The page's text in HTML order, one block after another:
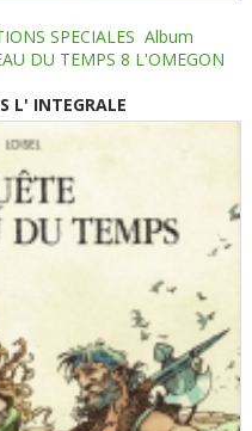
SPECIALES Album
DU TEMPS 8 L'OMEGON
L' INTEGRALE